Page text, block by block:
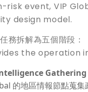
risk event, VIP
design model.
務拆解為五個階段：
the operation
Gathering
的地區情報節點蒐集